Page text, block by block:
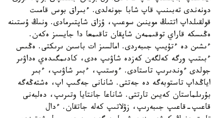
دونەندى تەبىنىپ قاپ شابا جونەلدى. ءبىراق بوس قامىت
قولقىلداپ اتتىڭ موينىن سوعىپ، ۇزاق شاپتىرمادى. ونىڭ ۇستىنە
ەڭىسكە قاراي توقىممەن شاپقان تاقىمعا دا جايسىز ەكەن.
ءىشىن دە ءتۇيىپ جىبەردى. امالسىز ات باسىن ىرىكتى. ەڭىس
ءبىتىپ ورگە كەلگەن كەزدە شاۋىپ ەدى، كادىمگىدەي ەداۋىر
جولدى ءوندىرىپ تاستادى. ءوستىپ، ءبىر شاۋىپ، ءبىر
اياڭداپ تاستوبەگە دە جەتتى. شانانى جەگىپ اپ، ەشتەڭەگە
بۇرىلماستان كەيىن تارتتى. شاناعا جانتايا وتىرىپ، دەلبەنى
قاعىپ-قاعىپ جىبەرىپ، زۋلاتىپ كەلە جاتقان. ءدال